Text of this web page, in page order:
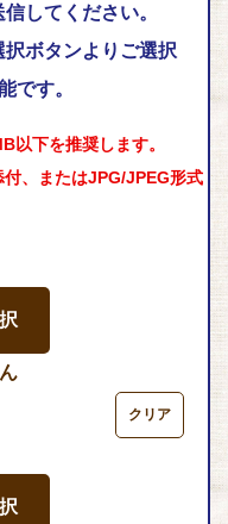
してください。
ボタンよりご選択
です。
下を推奨します。
、またはJPG/JPEG形式